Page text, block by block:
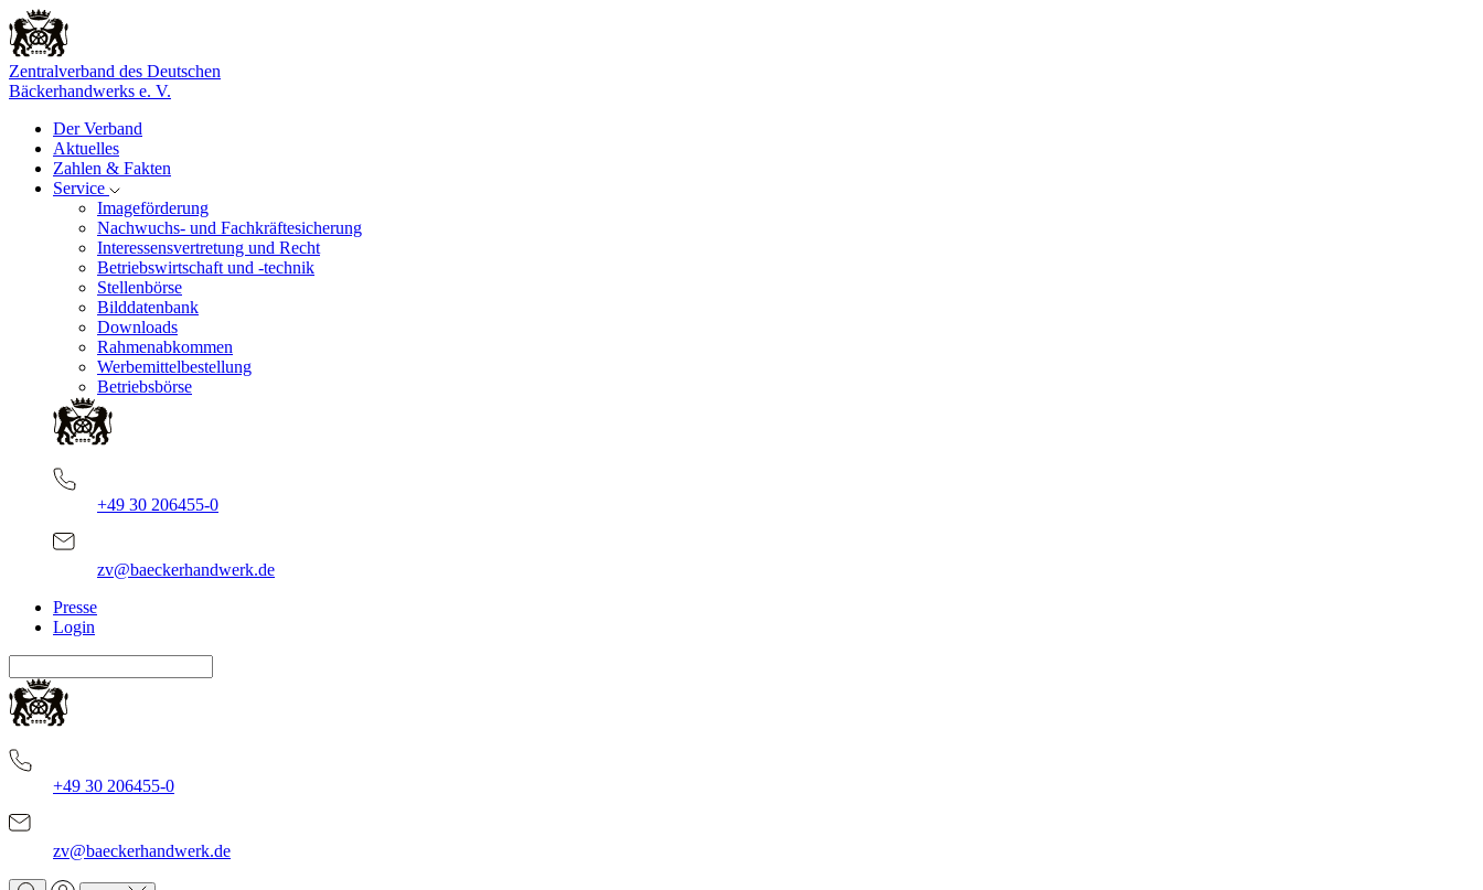
Zentralverband des Deutschen
Bäckerhandwerks e. V.
Der Verband
Aktuelles
Zahlen & Fakten
Service
Imageförderung
Nachwuchs- und Fachkräftesicherung
Interessensvertretung und Recht
Betriebswirtschaft und -technik
Stellenbörse
Bilddatenbank
Downloads
Rahmenabkommen
Werbemittelbestellung
Betriebsbörse
+49 30 206455-0
zv@baeckerhandwerk.de
Presse
Login
+49 30 206455-0
zv@baeckerhandwerk.de